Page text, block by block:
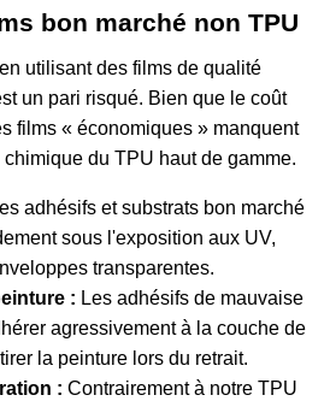
bon marché non TPU
utilisant des films de qualité
un pari risqué. Bien que le coût
films « économiques » manquent
du TPU haut de gamme.
adhésifs et substrats bon marché
sous l'exposition aux UV,
transparentes.
: Les adhésifs de mauvaise
agressivement à la couche de
la peinture lors du retrait.
: Contrairement à notre TPU